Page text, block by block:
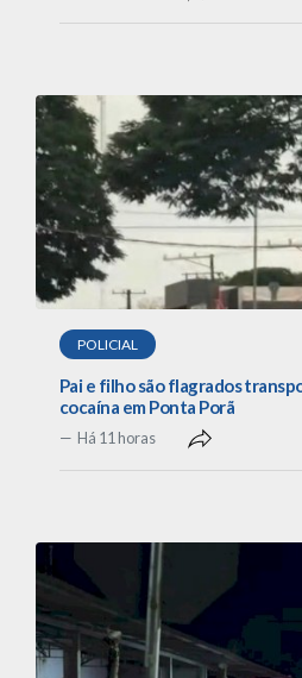
POLICIAL
Pai e filho são flagrados
cocaína em Ponta Porã
Há 11 horas